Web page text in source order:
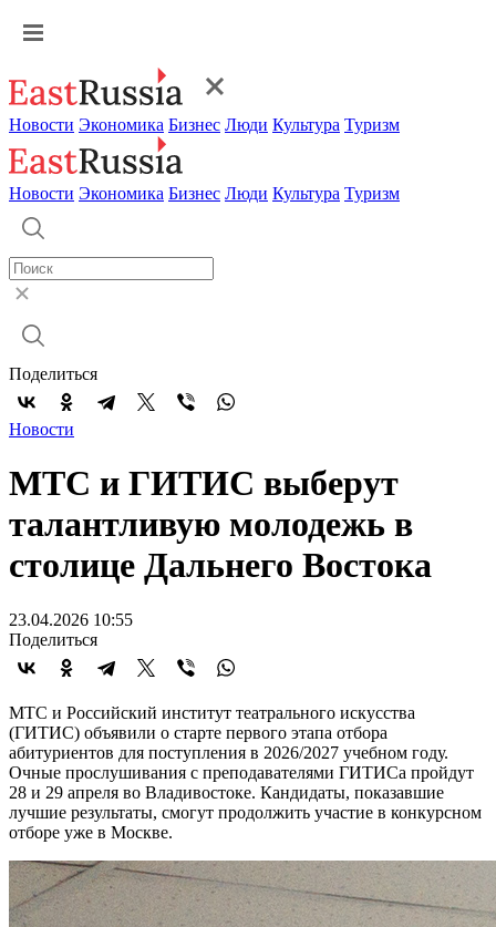
Новости Экономика Бизнес Люди Культура Туризм
Новости Экономика Бизнес Люди Культура Туризм
Поделиться
Новости
МТС и ГИТИС выберут
талантливую молодежь в
столице Дальнего Востока
23.04.2026 10:55
Поделиться
МТС и Российский институт театрального искусства
(ГИТИС) объявили о старте первого этапа отбора
абитуриентов для поступления в 2026/2027 учебном году.
Очные прослушивания с преподавателями ГИТИСа пройдут
28 и 29 апреля во Владивостоке. Кандидаты, показавшие
лучшие результаты, смогут продолжить участие в конкурсном
отборе уже в Москве.